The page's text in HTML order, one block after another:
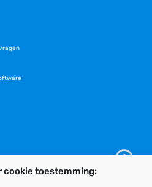
cookie toestemming: